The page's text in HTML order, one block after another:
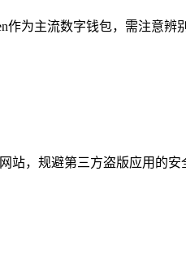
作为主流数字钱包，需注意辨
站，规避第三方盗版应用的安